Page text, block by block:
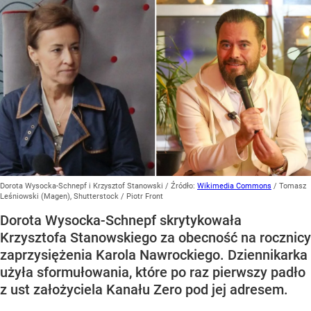
Dorota Wysocka-Schnepf i Krzysztof Stanowski / Źródło: Wikimedia Commons / Tomasz
Leśniowski (Magen), Shutterstock / Piotr Front
Dorota Wysocka-Schnepf skrytykowała
Krzysztofa Stanowskiego za obecność na rocznicy
zaprzysiężenia Karola Nawrockiego. Dziennikarka
użyła sformułowania, które po raz pierwszy padło
z ust założyciela Kanału Zero pod jej adresem.